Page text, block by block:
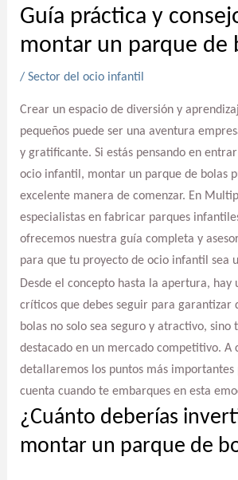
Guía práctica y
montar un parque de
/ Sector del ocio infantil
Crear un espacio de diversión y
pequeños puede ser una aventura
y gratificante. Si estás pensando en
ocio infantil, montar un parque de bolas
excelente manera de comenzar. En
especialistas en fabricar parques
ofrecemos nuestra guía completa y
para que tu proyecto de ocio infantil sea
Desde el concepto hasta la apertura, hay
críticos que debes seguir para garantizar
bolas no solo sea seguro y atractivo,
destacado en un mercado competitivo. A
detallaremos los puntos más
cuenta cuando te embarques en esta
¿Cuánto deberías
montar un parque de